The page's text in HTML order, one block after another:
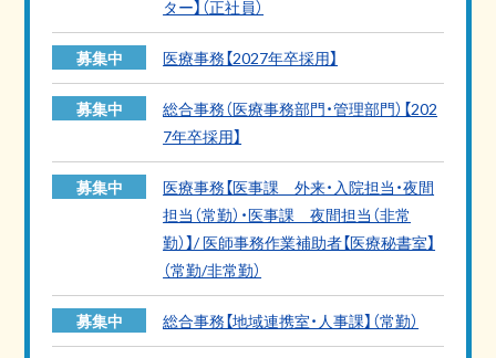
ター】（正社員）
募集中 医療事務【2027年卒採用】
募集中
総合事務（医療事務部門・管理部門）【202
7年卒採用】
募集中
医療事務【医事課 外来・入院担当・夜間
担当（常勤）・医事課 夜間担当（非常
勤）】/ 医師事務作業補助者【医療秘書室】
（常勤/非常勤）
募集中 総合事務【地域連携室・人事課】（常勤）